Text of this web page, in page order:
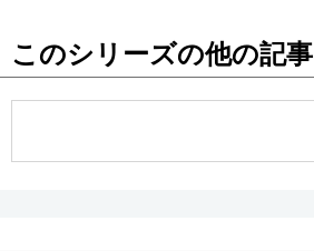
東京
このシリーズの他の記事